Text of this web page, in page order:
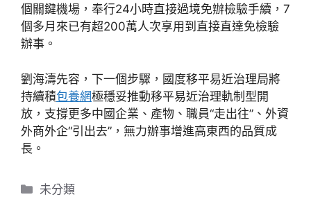
個關鍵機場，奉行24小時直接過境免辦檢驗手續，7
個多月來已有超200萬人次享用到直接直達免檢驗
辦事。
劉海濤先容，下一個步驟，國度移平易近治理局將
持續積包養網極穩妥推動移平易近治理軌制型開
放，支撐更多中國企業、產物、職員“走出往”、外資
外商外企“引出去”，無力辦事增進高東西的品質成
長。
分
未分類